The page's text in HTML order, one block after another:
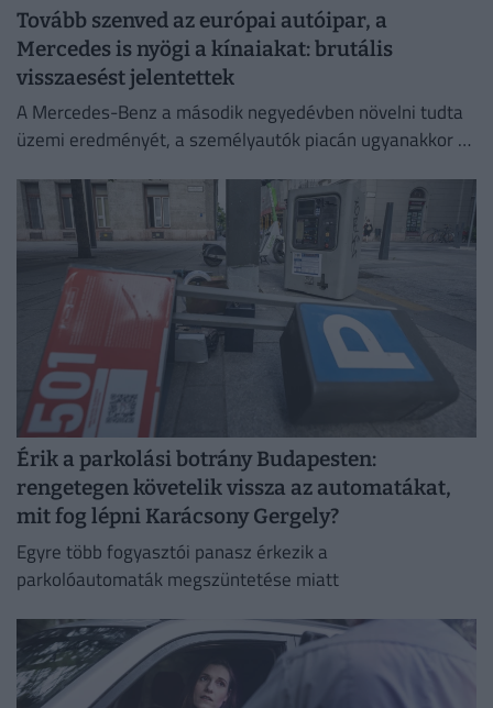
Tovább szenved az európai autóipar, a
Mercedes is nyögi a kínaiakat: brutális
visszaesést jelentettek
A Mercedes-Benz a második negyedévben növelni tudta
üzemi eredményét, a személyautók piacán ugyanakkor –
romlott a jövedelmezőség.
Érik a parkolási botrány Budapesten:
rengetegen követelik vissza az automatákat,
mit fog lépni Karácsony Gergely?
Egyre több fogyasztói panasz érkezik a
parkolóautomaták megszüntetése miatt